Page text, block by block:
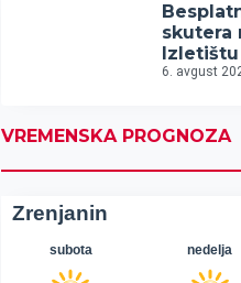
skutera
Izletištu
6. avgust
VREMENSKA PROGNOZA